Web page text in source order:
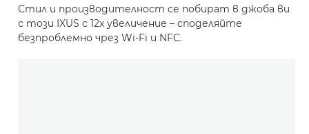
Стил и производителност се побират в джоба ви
с този IXUS с 12x увеличение – споделяйте
безпроблемно чрез Wi-Fi и NFC.